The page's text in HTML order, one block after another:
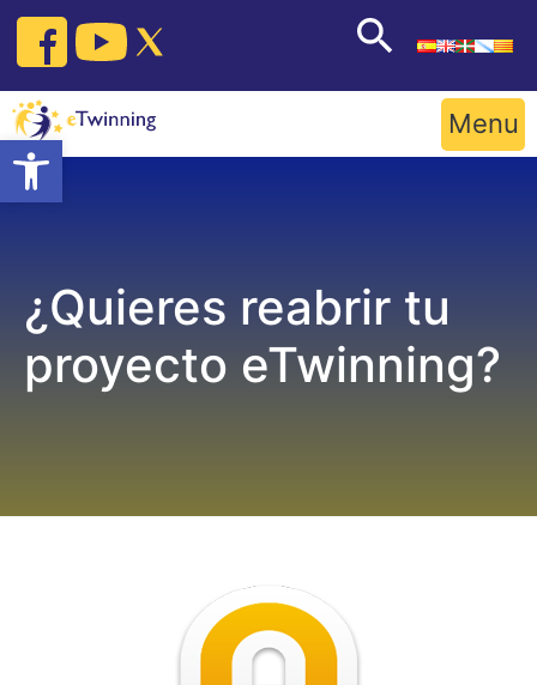
Open toolbar
Skip
content
Menu
¿Quieres reabrir tu
proyecto eTwinning?